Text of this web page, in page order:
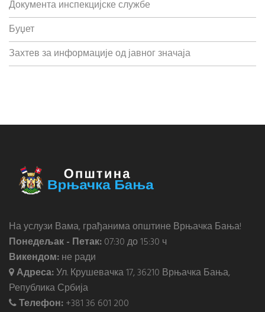
Документа инспекцијске службе
Буџет
Захтев за информације од јавног значаја
На услузи Вама, грађанима општине Врњачка Бања!
Понедељак - Петак:07:30 до 15:30 ч
Викендом:не ради
Адреса:Ул. Крушевачка 17, 36210 Врњачка Бања,
Република Србија
Телефон:+381 36 601 200